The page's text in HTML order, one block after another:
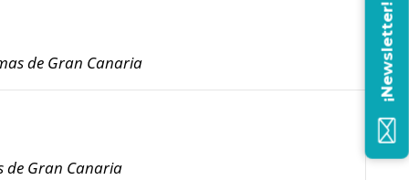
de Gran Canaria
de Gran Canaria
¡Newsletter!